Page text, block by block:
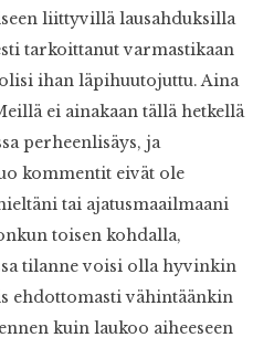
liittyvillä lausahduksilla
tarkoittanut varmastikaan
ihan läpihuutojuttu. Aina
ei ainakaan tällä hetkellä
perheenlisäys, ja
kommentit eivät ole
tai ajatusmaailmaani
toisen kohdalla,
tilanne voisi olla hyvinkin
ehdottomasti vähintäänkin
kuin laukoo aiheeseen